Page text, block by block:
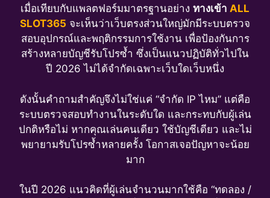
เมื่อเทียบกับแพลตฟอร์มมาตรฐานอย่าง ทางเข้า ALL
SLOT365 จะเห็นว่าเว็บตรงส่วนใหญ่มักมีระบบตรวจ
สอบอุปกรณ์และพฤติกรรมการใช้งาน เพื่อป้องกันการ
สร้างหลายบัญชีรับโปรซ้ำ ซึ่งเป็นแนวปฏิบัติทั่วไปใน
ปี 2026 ไม่ได้จำกัดเฉพาะเว็บใดเว็บหนึ่ง
ดังนั้นคำถามสำคัญจึงไม่ใช่แค่ “จำกัด IP ไหม” แต่คือ
ระบบตรวจสอบทำงานในระดับใด และกระทบกับผู้เล่น
ปกติหรือไม่ หากคุณเล่นคนเดียว ใช้บัญชีเดียว และไม่
พยายามรับโปรซ้ำหลายครั้ง โอกาสเจอปัญหาจะน้อย
มาก
ในปี 2026 แนวคิดที่ผู้เล่นจำนวนมากใช้คือ “ทดลอง /